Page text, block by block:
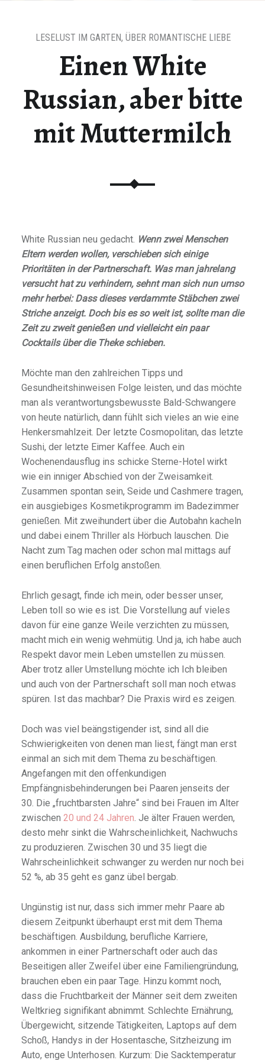
Einen White
Russian, aber bitte
mit Muttermilch
LESELUST IM GARTEN, ÜBER ROMANTISCHE LIEBE
White Russian neu gedacht. Wenn zwei Menschen
Eltern werden wollen, verschieben sich einige
Prioritäten in der Partnerschaft. Was man jahrelang
versucht hat zu verhindern, sehnt man sich nun umso
mehr herbei: Dass dieses verdammte Stäbchen zwei
Striche anzeigt. Doch bis es so weit ist, sollte man die
Zeit zu zweit genießen und vielleicht ein paar
Cocktails über die Theke schieben.
Möchte man den zahlreichen Tipps und
Gesundheitshinweisen Folge leisten, und das möchte
man als verantwortungsbewusste Bald-Schwangere
von heute natürlich, dann fühlt sich vieles an wie eine
Henkersmahlzeit. Der letzte Cosmopolitan, das letzte
Sushi, der letzte Eimer Kaffee. Auch ein
Wochenendausflug ins schicke Sterne-Hotel wirkt
wie ein inniger Abschied von der Zweisamkeit.
Zusammen spontan sein, Seide und Cashmere tragen,
ein ausgiebiges Kosmetikprogramm im Badezimmer
genießen. Mit zweihundert über die Autobahn kacheln
und dabei einem Thriller als Hörbuch lauschen. Die
Nacht zum Tag machen oder schon mal mittags auf
einen beruflichen Erfolg anstoßen.
Ehrlich gesagt, finde ich mein, oder besser unser,
Leben toll so wie es ist. Die Vorstellung auf vieles
davon für eine ganze Weile verzichten zu müssen,
macht mich ein wenig wehmütig. Und ja, ich habe auch
Respekt davor mein Leben umstellen zu müssen.
Aber trotz aller Umstellung möchte ich Ich bleiben
und auch von der Partnerschaft soll man noch etwas
spüren. Ist das machbar? Die Praxis wird es zeigen.
Doch was viel beängstigender ist, sind all die
Schwierigkeiten von denen man liest, fängt man erst
einmal an sich mit dem Thema zu beschäftigen.
Angefangen mit den offenkundigen
Empfängnisbehinderungen bei Paaren jenseits der
30. Die „fruchtbarsten Jahre“ sind bei Frauen im Alter
zwischen 20 und 24 Jahren. Je älter Frauen werden,
desto mehr sinkt die Wahrscheinlichkeit, Nachwuchs
zu produzieren. Zwischen 30 und 35 liegt die
Wahrscheinlichkeit schwanger zu werden nur noch bei
52 %, ab 35 geht es ganz übel bergab.
Ungünstig ist nur, dass sich immer mehr Paare ab
diesem Zeitpunkt überhaupt erst mit dem Thema
beschäftigen. Ausbildung, berufliche Karriere,
ankommen in einer Partnerschaft oder auch das
Beseitigen aller Zweifel über eine Familiengründung,
brauchen eben ein paar Tage. Hinzu kommt noch,
dass die Fruchtbarkeit der Männer seit dem zweiten
Weltkrieg signifikant abnimmt. Schlechte Ernährung,
Übergewicht, sitzende Tätigkeiten, Laptops auf dem
Schoß, Handys in der Hosentasche, Sitzheizung im
Auto, enge Unterhosen. Kurzum: Die Sacktemperatur